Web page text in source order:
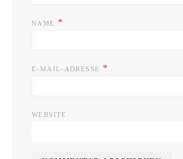
NAME *
E-MAIL-ADRESSE *
WEBSITE